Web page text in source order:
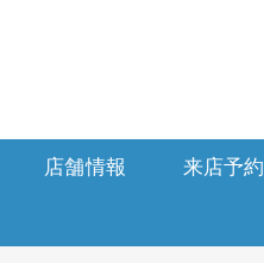
店舗情報 来店予約